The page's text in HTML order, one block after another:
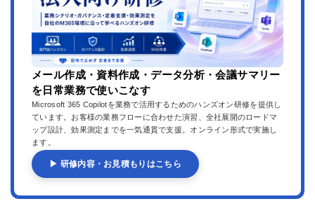
メール作成・資料作成・データ分析・会議サマリー
を日常業務で使いこなす
Microsoft 365 Copilotを業務で活用するためのハンズオン研修を提供し
ています。お客様の業務フローに合わせた演習、全社展開のロードマ
ップ設計、効果測定までを一気通貫で支援。オンライン形式で実施し
ます。
▶ 研修内容・お見積もりはこちら